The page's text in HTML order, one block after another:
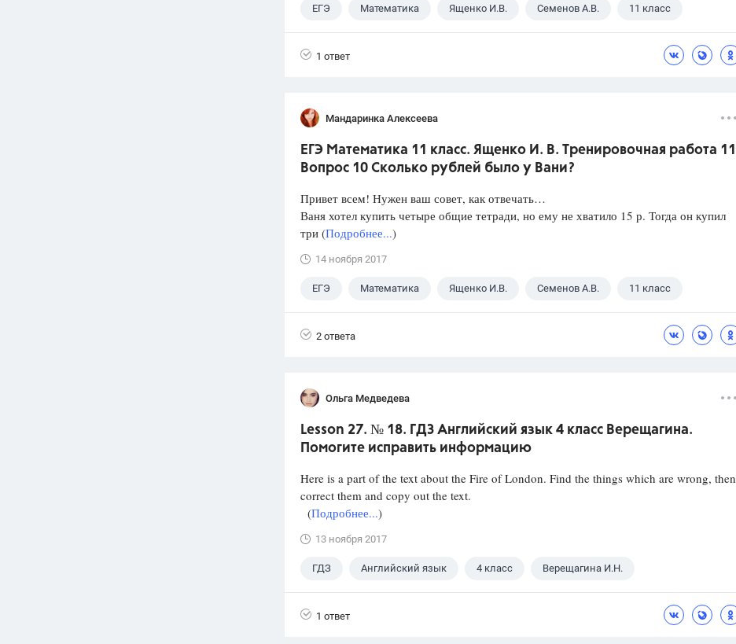
ЕГЭ Математика Ященко И.В. Семенов А.В. 11 класс
1 ответ
Мандаринка Алексеева
ЕГЭ Математика 11 класс. Ященко И. В. Тренировочная работа 11
Вопрос 10 Сколько рублей было у Вани?
Привет всем! Нужен ваш совет, как отвечать…
Ваня хотел купить четыре общие тетради, но ему не хватило 15 р. Тогда он купил
три (Подробнее...)
14 ноября 2017
ЕГЭ Математика Ященко И.В. Семенов А.В. 11 класс
2 ответа
Ольга Медведева
Lesson 27. № 18. ГДЗ Английский язык 4 класс Верещагина.
Помогите исправить информацию
Here is a part of the text about the Fire of London. Find the things which are wrong, then
correct them and copy out the text.
(Подробнее...)
13 ноября 2017
ГДЗ Английский язык 4 класс Верещагина И.Н.
1 ответ